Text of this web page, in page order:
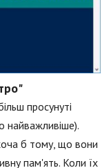
просунуті
найважливіше).
б тому, що вони
пам'ять. Коли їх